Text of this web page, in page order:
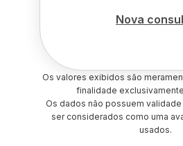
Nova
Os valores exibidos são
finalidade
Os dados não possuem
ser considerados como uma
usados.